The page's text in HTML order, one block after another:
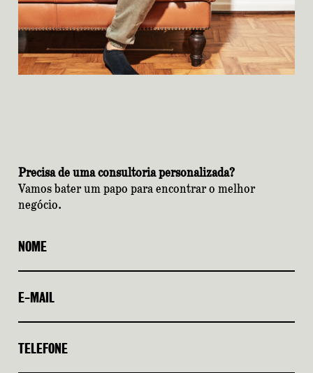
Precisa de uma consultoria personalizada?
Vamos bater um papo para encontrar o melhor
negócio.
NOME
E-MAIL
TELEFONE